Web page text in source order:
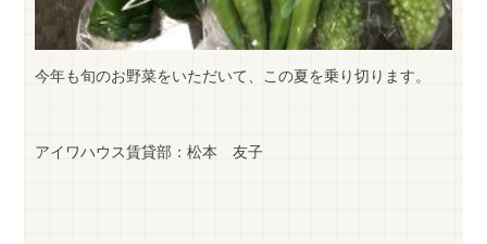
今年も旬のお野菜をいただいて、この夏を乗り切ります。
アイワハウス賃貸部：松本 友子